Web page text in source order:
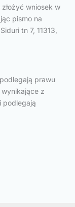
wniosek w
pismo na
tn 7, 11313,
prawu
z
podlegają